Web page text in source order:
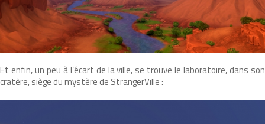
Et enfin, un peu à l’écart de la ville, se trouve le laboratoire, dans son
cratère, siège du mystère de StrangerVille :